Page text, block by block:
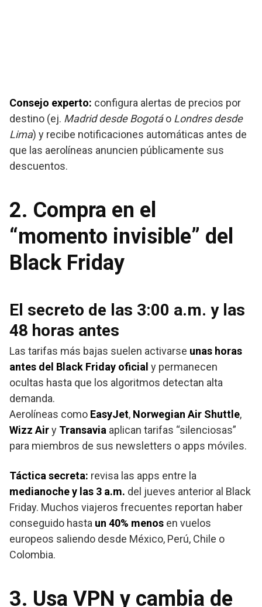
Consejo experto: configura alertas de precios por
destino (ej. Madrid desde Bogotáo Londres desde
Lima) y recibe notificaciones automáticas antes de
que las aerolíneas anuncien públicamente sus
descuentos.
2. Compra en el
“momento invisible” del
Black Friday
El secreto de las 3:00 a.m. y las
48 horas antes
Las tarifas más bajas suelen activarse unas horas
antes del Black Friday oficial y permanecen
ocultas hasta que los algoritmos detectan alta
demanda.
Aerolíneas como EasyJet, Norwegian Air Shuttle,
Wizz Airy Transavia aplican tarifas “silenciosas”
para miembros de sus newsletters o apps móviles.
Táctica secreta: revisa las apps entre la
medianoche y las 3 a.m. del jueves anterior al Black
Friday. Muchos viajeros frecuentes reportan haber
conseguido hasta un 40% menos en vuelos
europeos saliendo desde México, Perú, Chile o
Colombia.
3. Usa VPN y cambia de